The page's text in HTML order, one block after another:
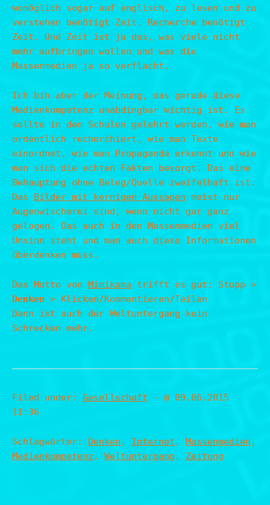
womöglich sogar auf englisch, zu lesen und zu
verstehen benötigt Zeit. Recherche benötigt
Zeit. Und Zeit ist ja das, was viele nicht
mehr aufbringen wollen und was die
Massenmedien ja so verflacht.
Ich bin aber der Meinung, das gerade diese
Medienkompetenz unabdingbar wichtig ist. Es
sollte in den Schulen gelehrt werden, wie man
ordentlich recherchiert, wie man Texte
einordnet, wie man Propaganda erkennt und wie
man sich die echten Fakten besorgt. Das eine
Behauptung ohne Beleg/Quelle zweifelhaft ist.
Das Bilder mit kernigen Aussagen meist nur
Augenwischerei sind, wenn nicht gar ganz
gelogen. Das auch in den Massenmedien viel
Unsinn steht und man auch diese Informationen
überdenken muss.
Das Motto von Mimikama trifft es gut: Stopp >
Denken > Klicken/Kommentieren/Teilen
Dann ist auch der Weltuntergang kein
Schrecken mehr.
Filed under: Gesellschaft
- @ 09.06.2015
11:36
Schlagwörter: Denken , Internet , Massenmedien ,
Medienkompetenz , Weltuntergang , Zeitung